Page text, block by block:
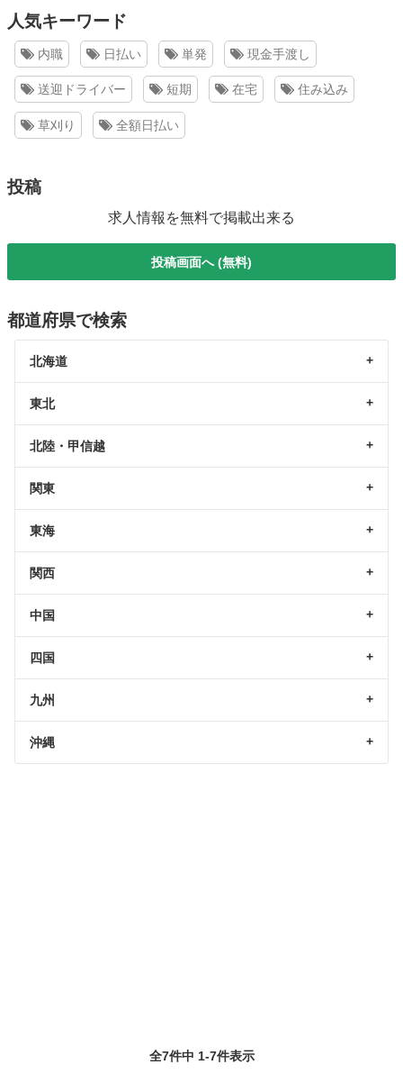
人気キーワード
内職 日払い 単発 現金手渡し
送迎ドライバー 短期 在宅 住み込み
草刈り 全額日払い
投稿
求人情報を無料で掲載出来る
投稿画面へ (無料)
都道府県で検索
北海道
東北
北陸・甲信越
関東
東海
関西
中国
四国
九州
沖縄
全7件中 1-7件表示